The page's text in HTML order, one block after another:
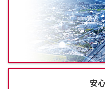
安